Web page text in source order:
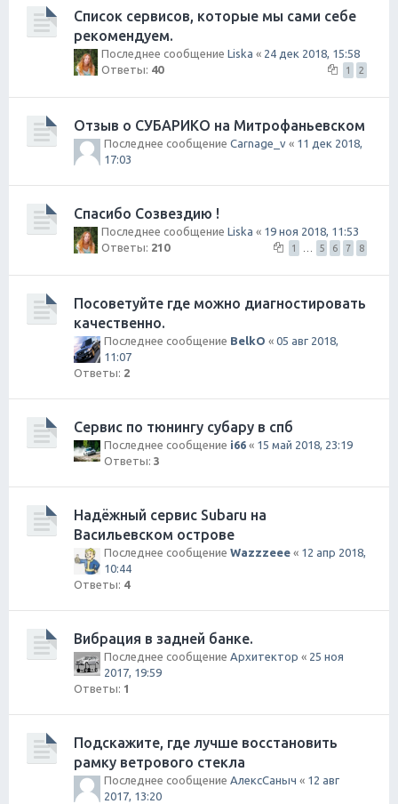
Список сервисов, которые мы сами себе
рекомендуем.
Последнее сообщение Liska « 24 дек 2018, 15:58
Ответы: 40 1 2
Отзыв о СУБАРИКО на Митрофаньевском
Последнее сообщение Carnage_v « 11 дек 2018,
17:03
Спасибо Созвездию !
Последнее сообщение Liska « 19 ноя 2018, 11:53
Ответы: 210 1 5 6 7 8
Посоветуйте где можно диагностировать
качественно.
Последнее сообщение BelkO « 05 авг 2018,
11:07
Ответы: 2
Сервис по тюнингу субару в спб
Последнее сообщение i66 « 15 май 2018, 23:19
Ответы: 3
Надёжный сервис Subaru на
Васильевском острове
Последнее сообщение Wazzzeee « 12 апр 2018,
10:44
Ответы: 4
Вибрация в задней банке.
Последнее сообщение Архитектор « 25 ноя
2017, 19:59
Ответы: 1
Подскажите, где лучше восстановить
рамку ветрового стекла
Последнее сообщение АлексСаныч « 12 авг
2017, 13:20